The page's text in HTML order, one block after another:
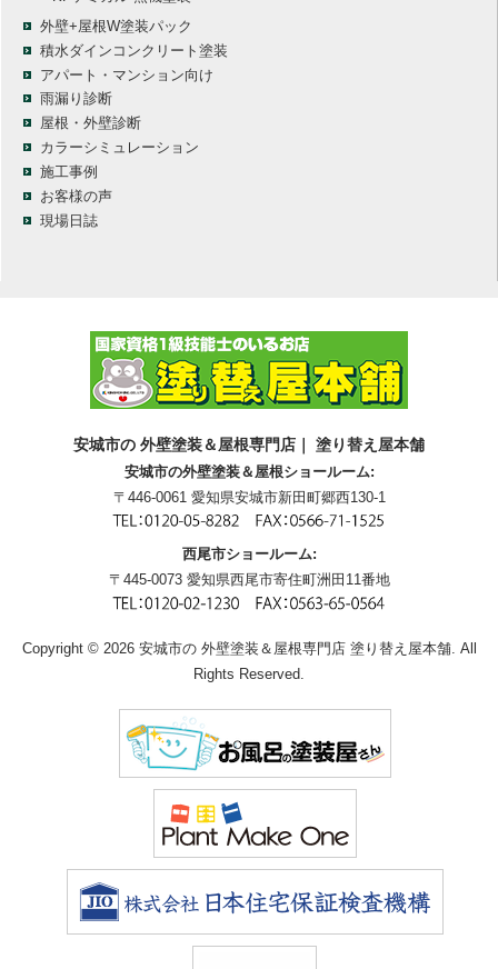
外壁+屋根W塗装パック
積水ダインコンクリート塗装
アパート・マンション向け
雨漏り診断
屋根・外壁診断
カラーシミュレーション
施工事例
お客様の声
現場日誌
安城市の 外壁塗装＆屋根専門店｜ 塗り替え屋本舗
安城市の外壁塗装＆屋根ショールーム:
〒446-0061 愛知県安城市新田町郷西130-1
西尾市ショールーム:
〒445-0073 愛知県西尾市寄住町洲田11番地
Copyright © 2026 安城市の 外壁塗装＆屋根専門店 塗り替え屋本舗. All
Rights Reserved.